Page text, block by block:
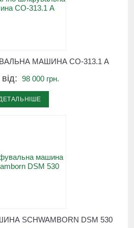
МАШИНА СО-313.1 А
98 000 грн.
SCHWAMBORN DSM 530